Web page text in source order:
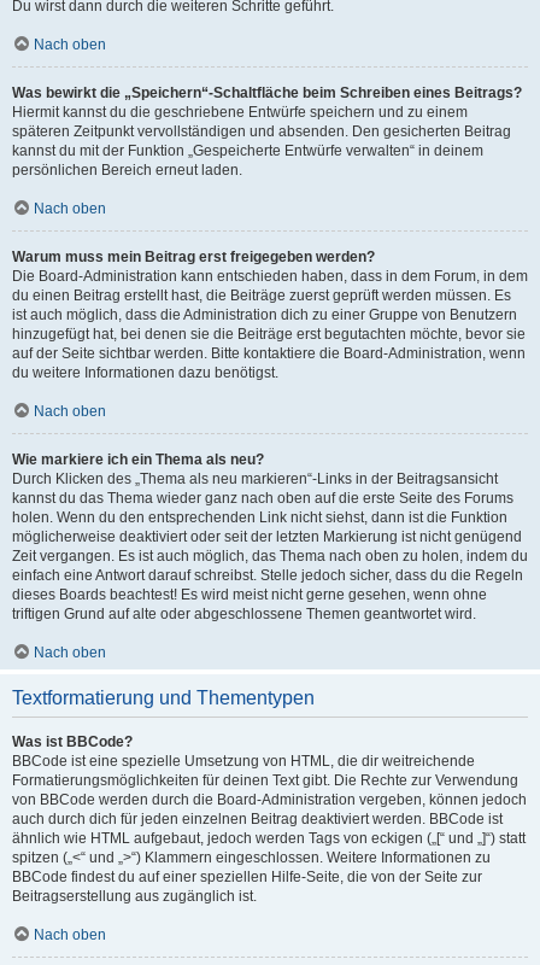
Du wirst dann durch die weiteren Schritte geführt.
Nach oben
Was bewirkt die „Speichern“-Schaltfläche beim Schreiben eines Beitrags?
Hiermit kannst du die geschriebene Entwürfe speichern und zu einem
späteren Zeitpunkt vervollständigen und absenden. Den gesicherten Beitrag
kannst du mit der Funktion „Gespeicherte Entwürfe verwalten“ in deinem
persönlichen Bereich erneut laden.
Nach oben
Warum muss mein Beitrag erst freigegeben werden?
Die Board-Administration kann entschieden haben, dass in dem Forum, in dem
du einen Beitrag erstellt hast, die Beiträge zuerst geprüft werden müssen. Es
ist auch möglich, dass die Administration dich zu einer Gruppe von Benutzern
hinzugefügt hat, bei denen sie die Beiträge erst begutachten möchte, bevor sie
auf der Seite sichtbar werden. Bitte kontaktiere die Board-Administration, wenn
du weitere Informationen dazu benötigst.
Nach oben
Wie markiere ich ein Thema als neu?
Durch Klicken des „Thema als neu markieren“-Links in der Beitragsansicht
kannst du das Thema wieder ganz nach oben auf die erste Seite des Forums
holen. Wenn du den entsprechenden Link nicht siehst, dann ist die Funktion
möglicherweise deaktiviert oder seit der letzten Markierung ist nicht genügend
Zeit vergangen. Es ist auch möglich, das Thema nach oben zu holen, indem du
einfach eine Antwort darauf schreibst. Stelle jedoch sicher, dass du die Regeln
dieses Boards beachtest! Es wird meist nicht gerne gesehen, wenn ohne
triftigen Grund auf alte oder abgeschlossene Themen geantwortet wird.
Nach oben
Textformatierung und Thementypen
Was ist BBCode?
BBCode ist eine spezielle Umsetzung von HTML, die dir weitreichende
Formatierungsmöglichkeiten für deinen Text gibt. Die Rechte zur Verwendung
von BBCode werden durch die Board-Administration vergeben, können jedoch
auch durch dich für jeden einzelnen Beitrag deaktiviert werden. BBCode ist
ähnlich wie HTML aufgebaut, jedoch werden Tags von eckigen („[“ und „]“) statt
spitzen („<“ und „>“) Klammern eingeschlossen. Weitere Informationen zu
BBCode findest du auf einer speziellen Hilfe-Seite, die von der Seite zur
Beitragserstellung aus zugänglich ist.
Nach oben